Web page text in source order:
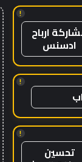
!
ارباح
ادسنس
!
!
تحسين